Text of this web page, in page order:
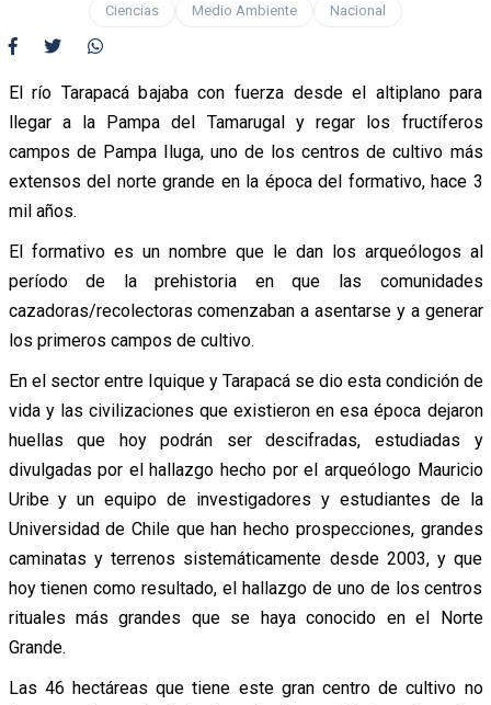
Ciencias Medio Ambiente Nacional
El río Tarapacá bajaba con fuerza desde el altiplano para
llegar a la Pampa del Tamarugal y regar los fructíferos
campos de Pampa Iluga, uno de los centros de cultivo más
extensos del norte grande en la época del formativo, hace 3
mil años.
El formativo es un nombre que le dan los arqueólogos al
período de la prehistoria en que las comunidades
cazadoras/recolectoras comenzaban a asentarse y a generar
los primeros campos de cultivo.
En el sector entre Iquique y Tarapacá se dio esta condición de
vida y las civilizaciones que existieron en esa época dejaron
huellas que hoy podrán ser descifradas, estudiadas y
divulgadas por el hallazgo hecho por el arqueólogo Mauricio
Uribe y un equipo de investigadores y estudiantes de la
Universidad de Chile que han hecho prospecciones, grandes
caminatas y terrenos sistemáticamente desde 2003, y que
hoy tienen como resultado, el hallazgo de uno de los centros
rituales más grandes que se haya conocido en el Norte
Grande.
Las 46 hectáreas que tiene este gran centro de cultivo no